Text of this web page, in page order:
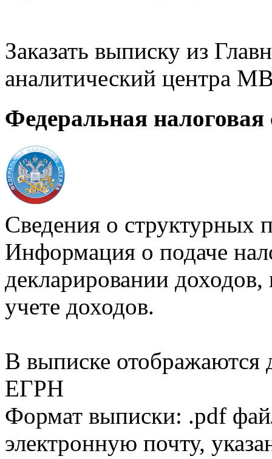
Заказать выписку из
аналитический центра
Федеральная налоговая
Сведения о структурных
Информация о подаче
декларировании доходов,
учете доходов.
В выписке
ЕГРН
Формат выписки: .pdf
электронную почту,